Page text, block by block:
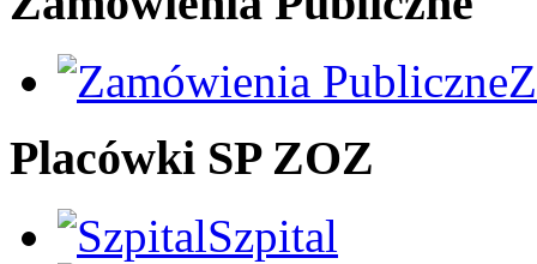
Placówki SP ZOZ
Szpital